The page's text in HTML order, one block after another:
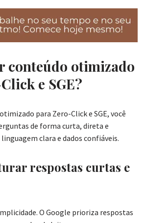
conteúdo otimizado
e SGE?
para Zero-Click e SGE, você
de forma curta, direta e
clara e dados confiáveis.
respostas curtas e
O Google prioriza respostas